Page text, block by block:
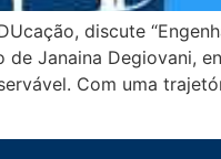
discute
Janaina Degiovani,
Com uma